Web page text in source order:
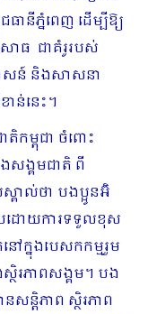
ធានីភ្នំពេញ ដើម្បីឱ្យ
ោធ ជាគំរូរបស់
សន៍ និងសាសនា
ន់នេះ។
កម្ពុជា​ ចំពោះ​
សង្គមជាតិ ពី
គាល់ថា បងប្អូន​អ៊ិ
ដោយ​ការទទួល​ខុស
នៅក្នុងបេសកកម្ម​រួម
ថិរភាពសង្គម។ បង
សន្តិភាព ស្ថិរភាព